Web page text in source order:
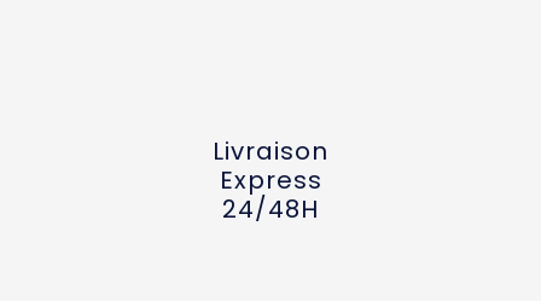
Livraison
Express
24/48H